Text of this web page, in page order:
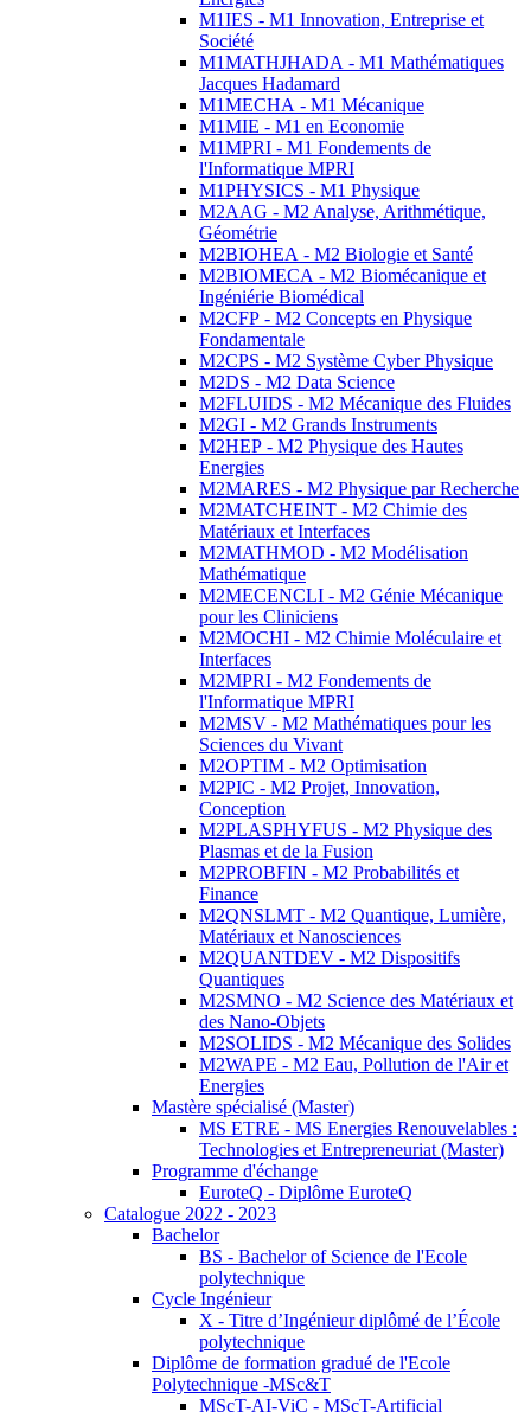
M1IES - M1 Innovation, Entreprise et
Société
M1MATHJHADA - M1 Mathématiques
Jacques Hadamard
M1MECHA - M1 Mécanique
M1MIE - M1 en Economie
M1MPRI - M1 Fondements de
l'Informatique MPRI
M1PHYSICS - M1 Physique
M2AAG - M2 Analyse, Arithmétique,
Géométrie
M2BIOHEA - M2 Biologie et Santé
M2BIOMECA - M2 Biomécanique et
Ingéniérie Biomédical
M2CFP - M2 Concepts en Physique
Fondamentale
M2CPS - M2 Système Cyber Physique
M2DS - M2 Data Science
M2FLUIDS - M2 Mécanique des Fluides
M2GI - M2 Grands Instruments
M2HEP - M2 Physique des Hautes
Energies
M2MARES - M2 Physique par Recherche
M2MATCHEINT - M2 Chimie des
Matériaux et Interfaces
M2MATHMOD - M2 Modélisation
Mathématique
M2MECENCLI - M2 Génie Mécanique
pour les Cliniciens
M2MOCHI - M2 Chimie Moléculaire et
Interfaces
M2MPRI - M2 Fondements de
l'Informatique MPRI
M2MSV - M2 Mathématiques pour les
Sciences du Vivant
M2OPTIM - M2 Optimisation
M2PIC - M2 Projet, Innovation,
Conception
M2PLASPHYFUS - M2 Physique des
Plasmas et de la Fusion
M2PROBFIN - M2 Probabilités et
Finance
M2QNSLMT - M2 Quantique, Lumière,
Matériaux et Nanosciences
M2QUANTDEV - M2 Dispositifs
Quantiques
M2SMNO - M2 Science des Matériaux et
des Nano-Objets
M2SOLIDS - M2 Mécanique des Solides
M2WAPE - M2 Eau, Pollution de l'Air et
Energies
Mastère spécialisé (Master)
MS ETRE - MS Energies Renouvelables :
Technologies et Entrepreneuriat (Master)
Programme d'échange
EuroteQ - Diplôme EuroteQ
Catalogue 2022 - 2023
Bachelor
BS - Bachelor of Science de l'Ecole
polytechnique
Cycle Ingénieur
X - Titre d’Ingénieur diplômé de l’École
polytechnique
Diplôme de formation gradué de l'Ecole
Polytechnique -MSc&T
MScT-AI-ViC - MScT-Artificial